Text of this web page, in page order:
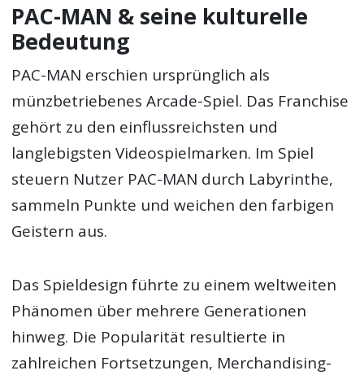
PAC-MAN & seine kulturelle
Bedeutung
PAC-MAN erschien ursprünglich als
münzbetriebenes Arcade-Spiel. Das Franchise
gehört zu den einflussreichsten und
langlebigsten Videospielmarken. Im Spiel
steuern Nutzer PAC-MAN durch Labyrinthe,
sammeln Punkte und weichen den farbigen
Geistern aus.
Das Spieldesign führte zu einem weltweiten
Phänomen über mehrere Generationen
hinweg. Die Popularität resultierte in
zahlreichen Fortsetzungen, Merchandising-